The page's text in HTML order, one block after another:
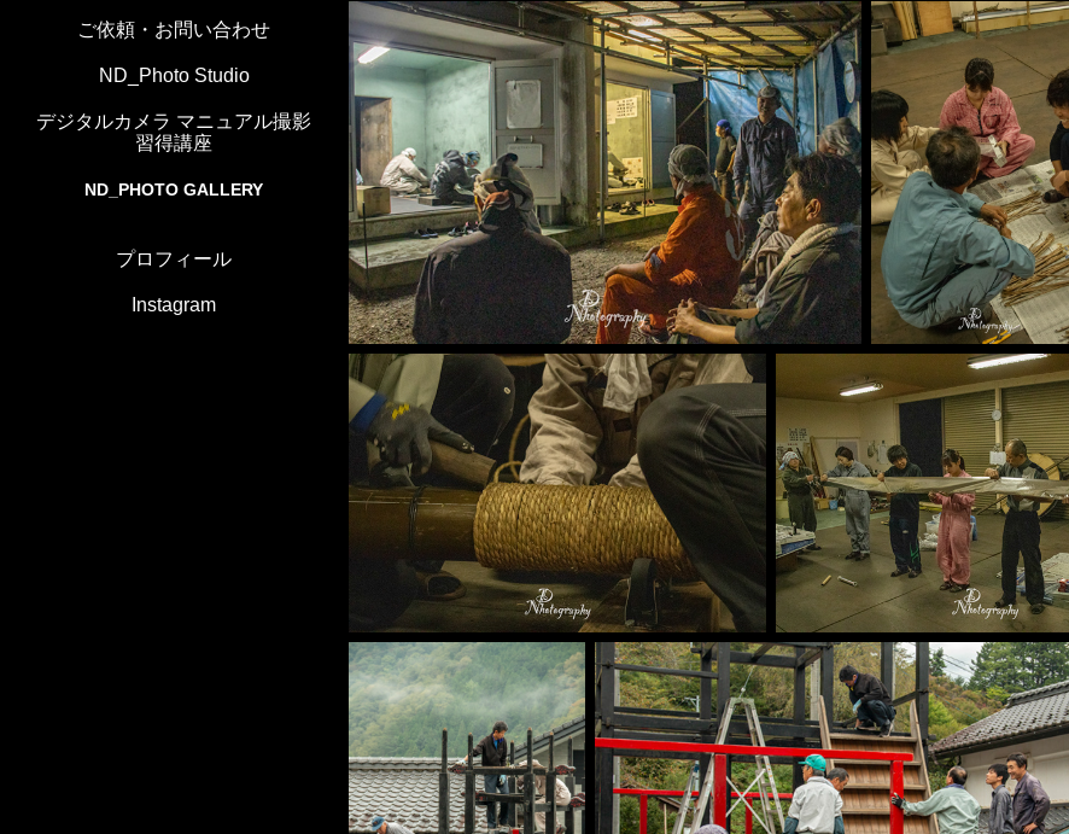
ご依頼・お問い合わせ
ND_Photo Studio
デジタルカメラ マニュアル撮影
習得講座
ND_PHOTO GALLERY
プロフィール
Instagram